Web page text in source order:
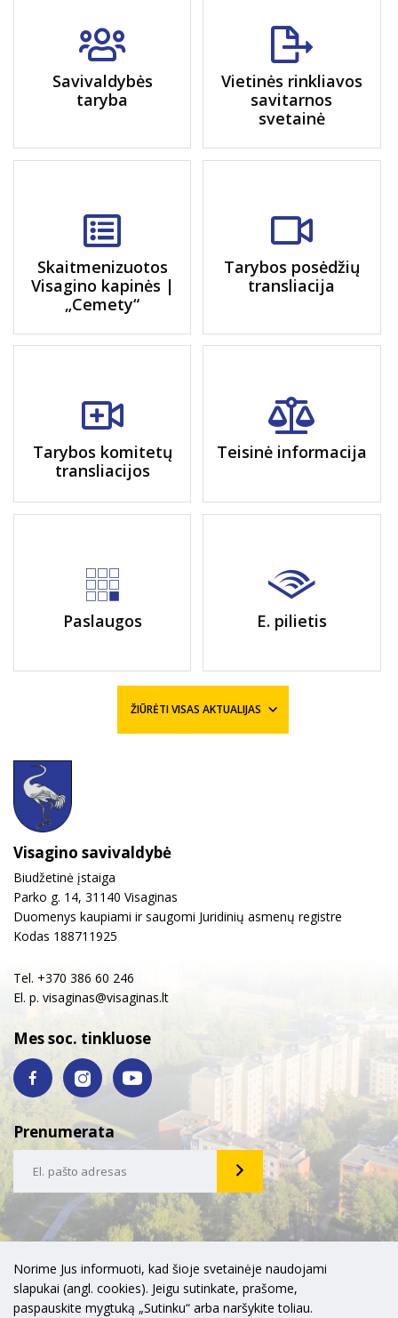
Savivaldybės
taryba
Vietinės rinkliavos
savitarnos
svetainė
Skaitmenizuotos
Visagino kapinės |
„Cemety“
Tarybos posėdžių
transliacija
Tarybos komitetų
transliacijos
Teisinė informacija
Paslaugos E. pilietis
ŽIŪRĖTI VISAS AKTUALIJAS
Visagino savivaldybė
Biudžetinė įstaiga
Parko g. 14, 31140 Visaginas
Duomenys kaupiami ir saugomi Juridinių asmenų registre
Kodas 188711925
Tel. +370 386 60 246
El. p. visaginas@visaginas.lt
Mes soc. tinkluose
Prenumerata
Norime Jus informuoti, kad šioje svetainėje naudojami
slapukai (angl. cookies). Jeigu sutinkate, prašome,
paspauskite mygtuką „Sutinku“ arba naršykite toliau.